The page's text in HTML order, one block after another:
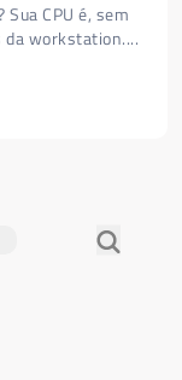
Sua CPU é, sem
workstation....